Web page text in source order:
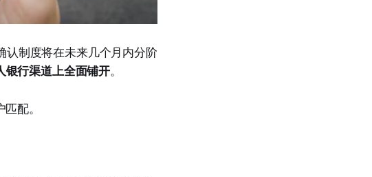
认制度将在未来几个月内分阶
银行渠道上全面铺开。
配。